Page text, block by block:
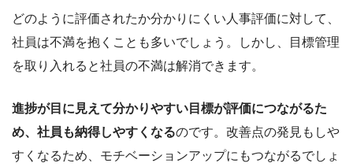
どのように評価されたか分かりにくい人事評価に対して、
社員は不満を抱くことも多いでしょう。しかし、目標管理
を取り入れると社員の不満は解消できます。
進捗が目に見えて分かりやすい目標が評価につながるた
め、社員も納得しやすくなるのです。改善点の発見もしや
すくなるため、モチベーションアップにもつながるでしょ